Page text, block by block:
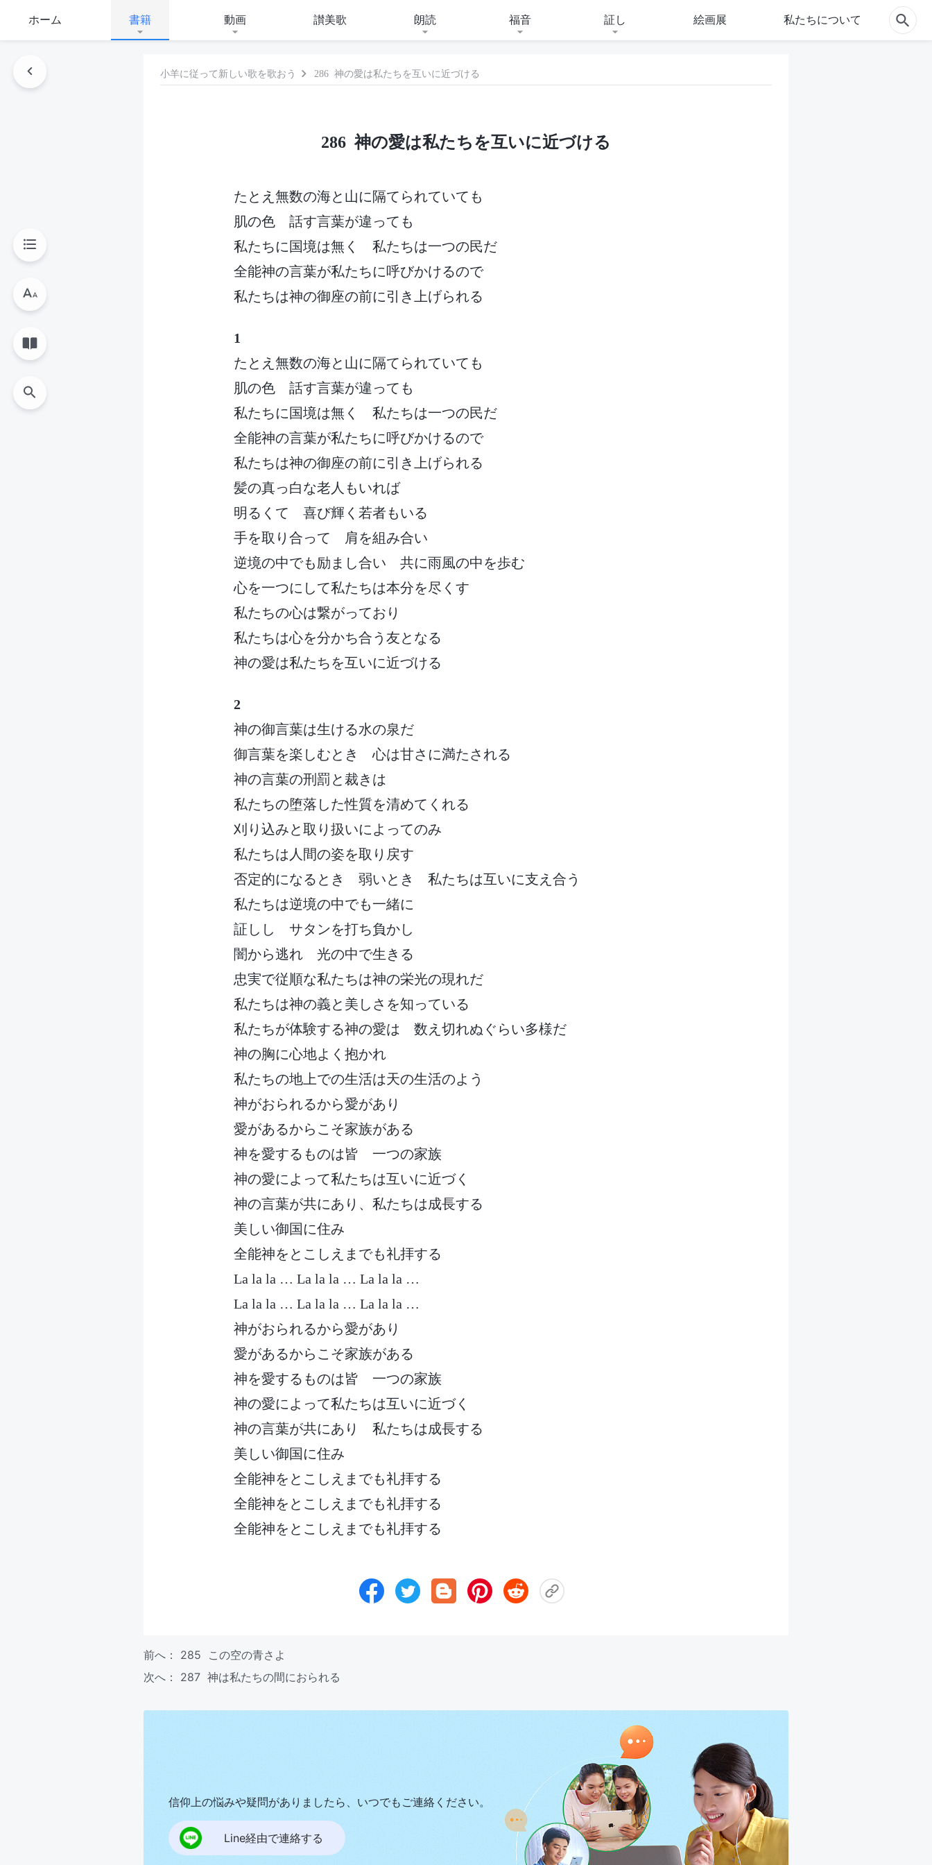
ホーム 書籍 動画 讃美歌 朗読 福音 証し 絵画展 私たちについて
小羊に従って新しい歌を歌おう 286 神の愛は私たちを互いに近づける
286 神の愛は私たちを互いに近づける
たとえ無数の海と山に隔てられていても
肌の色 話す言葉が違っても
私たちに国境は無く 私たちは一つの民だ
全能神の言葉が私たちに呼びかけるので
私たちは神の御座の前に引き上げられる
1
たとえ無数の海と山に隔てられていても
肌の色 話す言葉が違っても
私たちに国境は無く 私たちは一つの民だ
全能神の言葉が私たちに呼びかけるので
私たちは神の御座の前に引き上げられる
髪の真っ白な老人もいれば
明るくて 喜び輝く若者もいる
手を取り合って 肩を組み合い
逆境の中でも励まし合い 共に雨風の中を歩む
心を一つにして私たちは本分を尽くす
私たちの心は繋がっており
私たちは心を分かち合う友となる
神の愛は私たちを互いに近づける
2
神の御言葉は生ける水の泉だ
御言葉を楽しむとき 心は甘さに満たされる
神の言葉の刑罰と裁きは
私たちの堕落した性質を清めてくれる
刈り込みと取り扱いによってのみ
私たちは人間の姿を取り戻す
否定的になるとき 弱いとき 私たちは互いに支え合う
私たちは逆境の中でも一緒に
証しし サタンを打ち負かし
闇から逃れ 光の中で生きる
忠実で従順な私たちは神の栄光の現れだ
私たちは神の義と美しさを知っている
私たちが体験する神の愛は 数え切れぬぐらい多様だ
神の胸に心地よく抱かれ
私たちの地上での生活は天の生活のよう
神がおられるから愛があり
愛があるからこそ家族がある
神を愛するものは皆 一つの家族
神の愛によって私たちは互いに近づく
神の言葉が共にあり、私たちは成長する
美しい御国に住み
全能神をとこしえまでも礼拝する
La la la … La la la … La la la …
La la la … La la la … La la la …
神がおられるから愛があり
愛があるからこそ家族がある
神を愛するものは皆 一つの家族
神の愛によって私たちは互いに近づく
神の言葉が共にあり 私たちは成長する
美しい御国に住み
全能神をとこしえまでも礼拝する
全能神をとこしえまでも礼拝する
全能神をとこしえまでも礼拝する
前へ： 285 この空の青さよ
次へ： 287 神は私たちの間におられる
信仰上の悩みや疑問がありましたら、いつでもご連絡ください。
Line経由で連絡する